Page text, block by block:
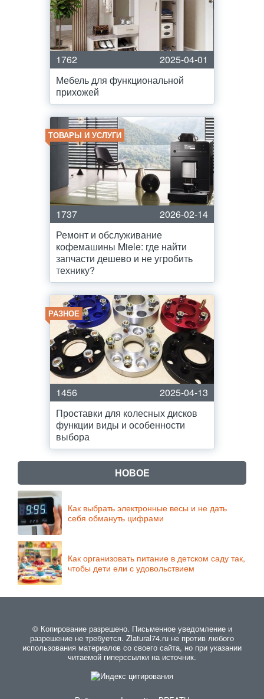
1762
2025-04-01
Мебель для функциональной
прихожей
ТОВАРЫ И УСЛУГИ
1737
2026-02-14
Ремонт и обслуживание
кофемашины Miele: где найти
запчасти дешево и не угробить
технику?
РАЗНОЕ
1456
2025-04-13
Проставки для колесных дисков
функции виды и особенности
выбора
НОВОЕ
Как выбрать электронные весы и не дать
себя обмануть цифрами
Как организовать питание в детском саду так,
чтобы дети ели с удовольствием
© Копирование разрешено. Письменное уведомление и
разрешение не требуется. Zlatural74.ru не против любого
использования материалов со своего сайта, но при указании
читаемой гиперссылки на источник.